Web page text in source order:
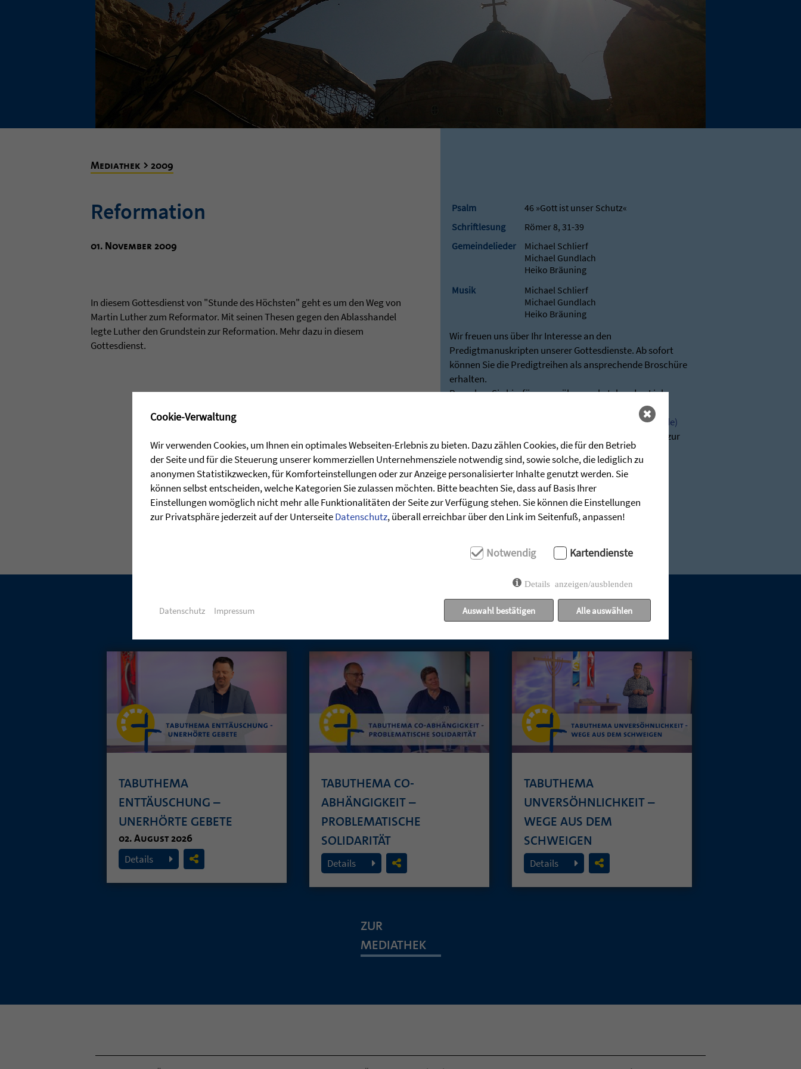
Mediathek > 2009
Reformation
01. November 2009
In diesem Gottesdienst von "Stunde des Höchsten" geht es um den Weg von
Martin Luther zum Reformator. Mit seinen Thesen gegen den Ablasshandel
legte Luther den Grundstein zur Reformation. Mehr dazu in diesem
Gottesdienst.
Psalm
46 »Gott ist unser Schutz«
Schriftlesung
Römer 8, 31-39
Gemeindelieder
Michael Schlierf
Michael Gundlach
Heiko Bräuning
Musik
Michael Schlierf
Michael Gundlach
Heiko Bräuning
Wir freuen uns über Ihr Interesse an den
Predigtmanuskripten unserer Gottesdienste. Ab sofort
können Sie die Predigtreihen als ansprechende Broschüre
erhalten.
Besuchen Sie hierfür gerne über nachstehenden Link
Predigten - Die Zieglerschen (stunde-des-hoechsten.de)
Bei Rückfragen stehen wir Ihnen jederzeit sehr gerne zur
Verfügung:
post@stunde-des-hoechsten.de
UNSERE AKTUELLEN GOTTESDIENSTE:
TABUTHEMA
ENTTÄUSCHUNG –
UNERHÖRTE GEBETE
02. August 2026
Details
TABUTHEMA CO-
ABHÄNGIGKEIT –
PROBLEMATISCHE
SOLIDARITÄT
26. Juli 2026
Details
TABUTHEMA
UNVERSÖHNLICHKEIT –
WEGE AUS DEM
SCHWEIGEN
19. Juli 2026
Details
ZUR
MEDIATHEK
Cookie-Verwaltung
Wir verwenden Cookies, um Ihnen ein optimales Webseiten-Erlebnis zu bieten. Dazu zählen Cookies, die für den Betrieb
der Seite und für die Steuerung unserer kommerziellen Unternehmensziele notwendig sind, sowie solche, die lediglich zu
anonymen Statistikzwecken, für Komforteinstellungen oder zur Anzeige personalisierter Inhalte genutzt werden. Sie
können selbst entscheiden, welche Kategorien Sie zulassen möchten. Bitte beachten Sie, dass auf Basis Ihrer
Einstellungen womöglich nicht mehr alle Funktionalitäten der Seite zur Verfügung stehen. Sie können die Einstellungen
zur Privatsphäre jederzeit auf der UnterseiteDatenschutz, überall erreichbar über den Link im Seitenfuß, anpassen!
Notwendig Kartendienste
Details anzeigen/ausblenden
Auswahl bestätigen Alle auswählen
Datenschutz Impressum